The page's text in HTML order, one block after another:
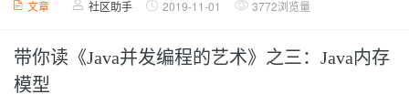
文章 社区助手 2019-11-01 3772浏览量
带你读《Java并发编程的艺术》之三：Java内存
模型